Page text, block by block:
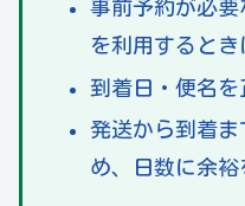
事前予約が必
を利用すると
到着日・便名を
発送から到着ま
め、日数に余裕